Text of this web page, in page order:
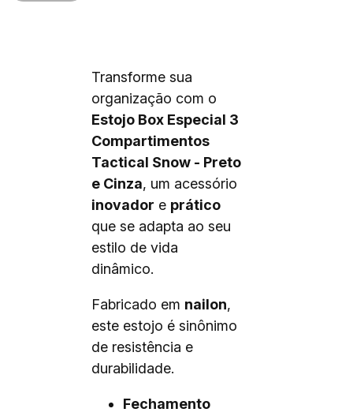
Transforme sua
organização com o
Estojo Box Especial 3
Compartimentos
Tactical Snow - Preto
e Cinza, um acessório
inovador e prático
que se adapta ao seu
estilo de vida
dinâmico.
Fabricado em nailon,
este estojo é sinônimo
de resistência e
durabilidade.
Fechamento